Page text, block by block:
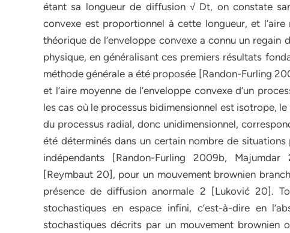
étant sa longueur de diffusion √ Dt, on constate
convexe est proportionnel à cette longueur, et
théorique de l’enveloppe convexe a connu un
physique, en généralisant ces premiers résultats
méthode générale a été proposée [Randon-Furling
et l’aire moyenne de l’enveloppe convexe d’un
les cas où le processus bidimensionnel est isotrope,
du processus radial, donc unidimensionnel,
été déterminés dans un certain nombre de
indépendants [Randon-Furling 2009b,
[Reymbaut 20], pour un mouvement brownien
présence de diffusion anormale 2 [Luković 20].
stochastiques en espace infini, c’est-à-dire en
stochastiques décrits par un mouvement brownien